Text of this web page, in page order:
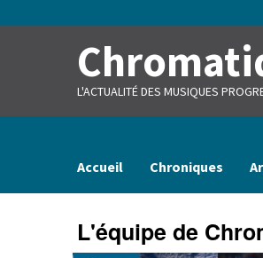
to
L'ACTUALITÉ DES MUSIQUES
Accueil Chroniques
L'équipe de